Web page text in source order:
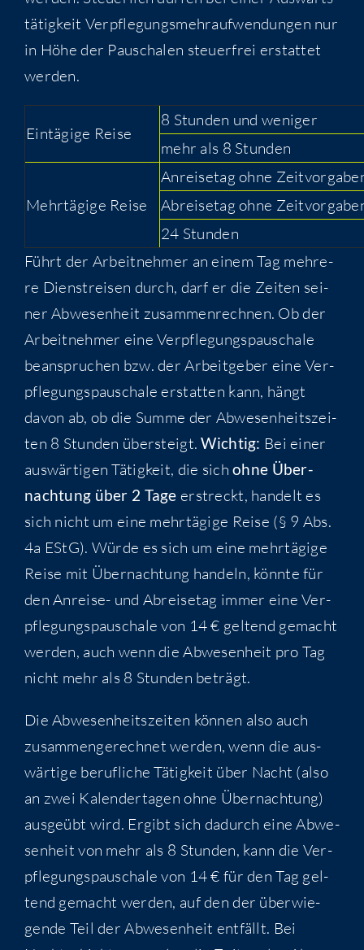
tä­tig­keit Ver­pfle­gungs­mehr­auf­wen­dun­gen nur
in Höhe der Pau­scha­len steu­er­frei erstat­tet
werden.
Ein­tä­gi­ge Reise
8 Stun­den und weniger
mehr als 8 Stunden
Mehr­tä­gi­ge Reise
Anrei­se­tag ohne
Abrei­se­tag ohne
24 Stun­den
Führt der Arbeit­neh­mer an einem Tag meh­re­
re Dienst­rei­sen durch, darf er die Zei­ten sei­
ner Abwe­sen­heit zusam­men­rech­nen. Ob der
Arbeit­neh­mer eine Ver­pfle­gungs­pau­scha­le
bean­spru­chen bzw. der Arbeit­ge­ber eine Ver­
pfle­gungs­pau­scha­le erstat­ten kann, hängt
davon ab, ob die Sum­me der Abwe­sen­heits­zei­
ten 8 Stun­den über­steigt.Wich­tig: Bei einer
aus­wär­ti­gen Tätig­keit, die sichohne Über­
nach­tung über 2 Tage erstreckt, han­delt es
sich nicht um eine mehr­tä­gi­ge Rei­se (§ 9 Abs.
4a EStG). Wür­de es sich um eine mehr­tä­gi­ge
Rei­se mit Über­nach­tung han­deln, könn­te für
den Anrei­se- und Abrei­se­tag immer eine Ver­
pfle­gungs­pau­scha­le von 14 € gel­tend gemacht
wer­den, auch wenn die Abwe­sen­heit pro Tag
nicht mehr als 8 Stun­den beträgt.
Die Abwe­sen­heits­zei­ten kön­nen also auch
zusam­men­ge­rech­net wer­den, wenn die aus­
wär­ti­ge beruf­li­che Tätig­keit über Nacht (also
an zwei Kalen­der­ta­gen ohne Über­nach­tung)
aus­ge­übt wird. Ergibt sich dadurch eine Abwe­
sen­heit von mehr als 8 Stun­den, kann die Ver­
pfle­gungs­pau­scha­le von 14 € für den Tag gel­
tend gemacht wer­den, auf den der über­wie­
gen­de Teil der Abwe­sen­heit ent­fällt. Bei